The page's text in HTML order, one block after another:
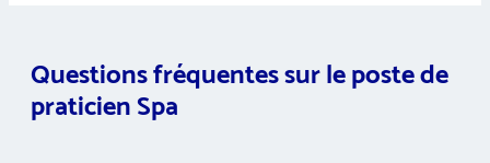
Questions fréquentes sur le poste de
praticien Spa